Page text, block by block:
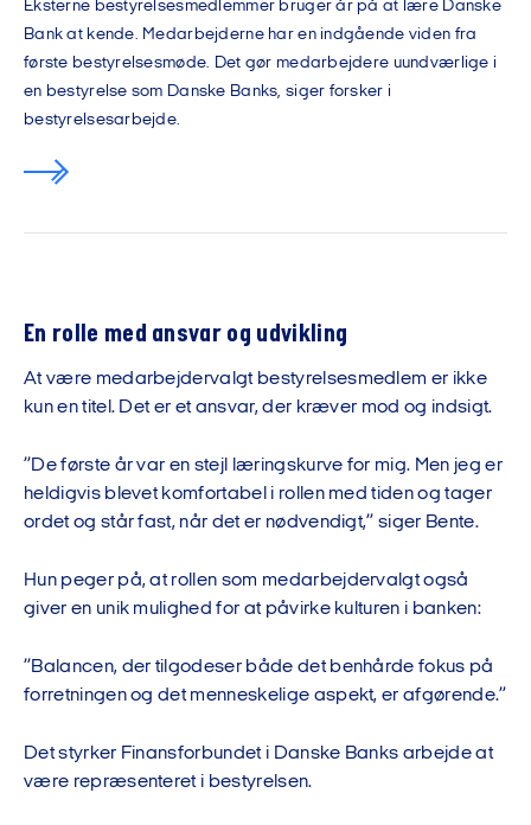
Eksterne bestyrelsesmedlemmer bruger år på at lære Danske
Bank at kende. Medarbejderne har en indgående viden fra
første bestyrelsesmøde. Det gør medarbejdere uundværlige i
en bestyrelse som Danske Banks, siger forsker i
bestyrelsesarbejde.
En rolle med ansvar og udvikling
At være medarbejdervalgt bestyrelsesmedlem er ikke
kun en titel. Det er et ansvar, der kræver mod og indsigt.
”De første år var en stejl læringskurve for mig. Men jeg er
heldigvis blevet komfortabel i rollen med tiden og tager
ordet og står fast, når det er nødvendigt,” siger Bente.
Hun peger på, at rollen som medarbejdervalgt også
giver en unik mulighed for at påvirke kulturen i banken:
”Balancen, der tilgodeser både det benhårde fokus på
forretningen og det menneskelige aspekt, er afgørende.”
Det styrker Finansforbundet i Danske Banks arbejde at
være repræsenteret i bestyrelsen.